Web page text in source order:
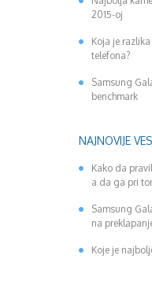
2015-oj
Koja je
telefona?
Samsung
benchmark
NAJNOVIJE
Kako da
a da ga pri
Samsung
na
Koje je